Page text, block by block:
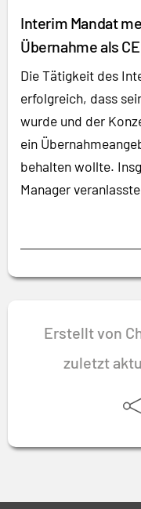
Interim Mandat
Übernahme als
Die Tätigkeit des
erfolgreich, dass
wurde und der
ein
behalten wollte.
Manager
Erstellt von
zuletzt